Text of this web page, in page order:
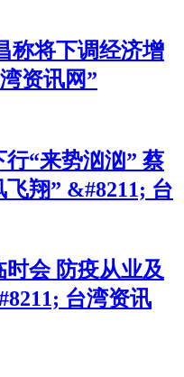
称将下调经济增
资讯网”
“来势汹汹” 蔡
翔” &#8211; 台
时会 防疫从业及
台湾资讯